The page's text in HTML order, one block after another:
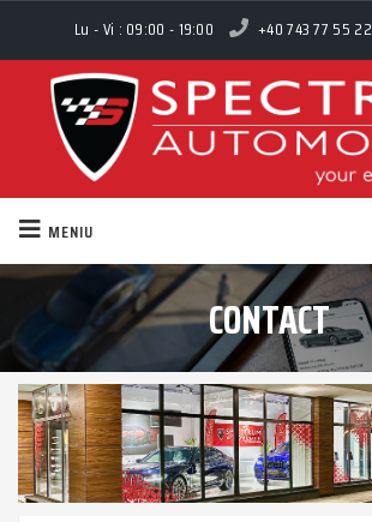
Lu - Vi : 09:00 - 19:00 +40 743 77 55 22
MENIU
CONTACT